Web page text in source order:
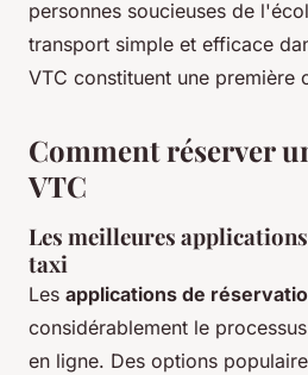
personnes soucieuses de
transport simple et efficace
VTC constituent une première
Comment réserver
VTC
Les meilleures
taxi
Les applications de
considérablement le
en ligne. Des options